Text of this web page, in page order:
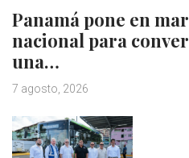
Panamá pone en
nacional para
una…
7 agosto, 2026